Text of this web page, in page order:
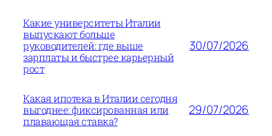
Какие университеты Италии
выпускают больше
руководителей: где выше
зарплаты и быстрее карьерный
рост
30/07/2026
Какая ипотека в Италии сегодня
выгоднее: фиксированная или
плавающая ставка?
29/07/2026